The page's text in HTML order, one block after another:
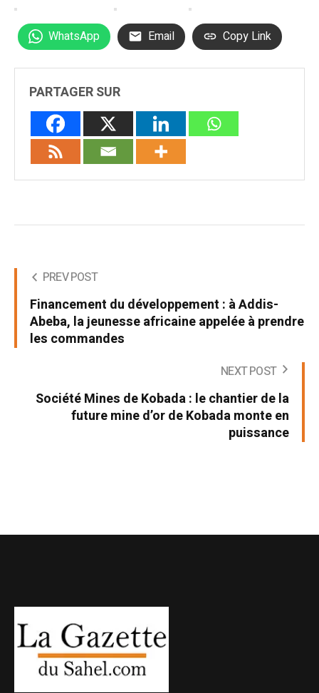
WhatsApp Email Copy Link
PARTAGER SUR
PREV POST
Financement du développement : à Addis-
Abeba, la jeunesse africaine appelée à prendre
les commandes
NEXT POST
Société Mines de Kobada : le chantier de la
future mine d’or de Kobada monte en
puissance